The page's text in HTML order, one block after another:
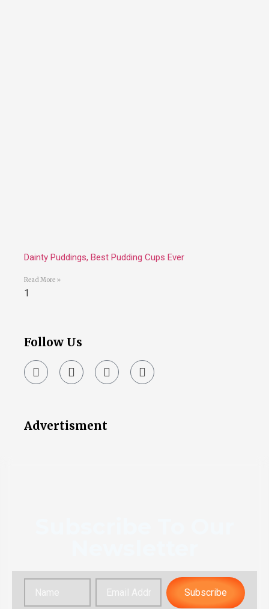
Dainty Puddings, Best Pudding Cups Ever
Read More »
Follow Us
Advertisment
Subscribe